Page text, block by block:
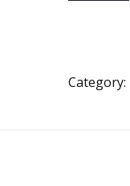
Category: